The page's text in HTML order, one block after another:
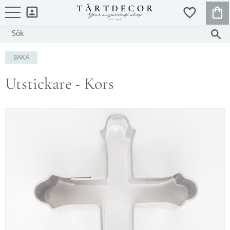
FAVORITER
BAKA
Utstickare - Kors